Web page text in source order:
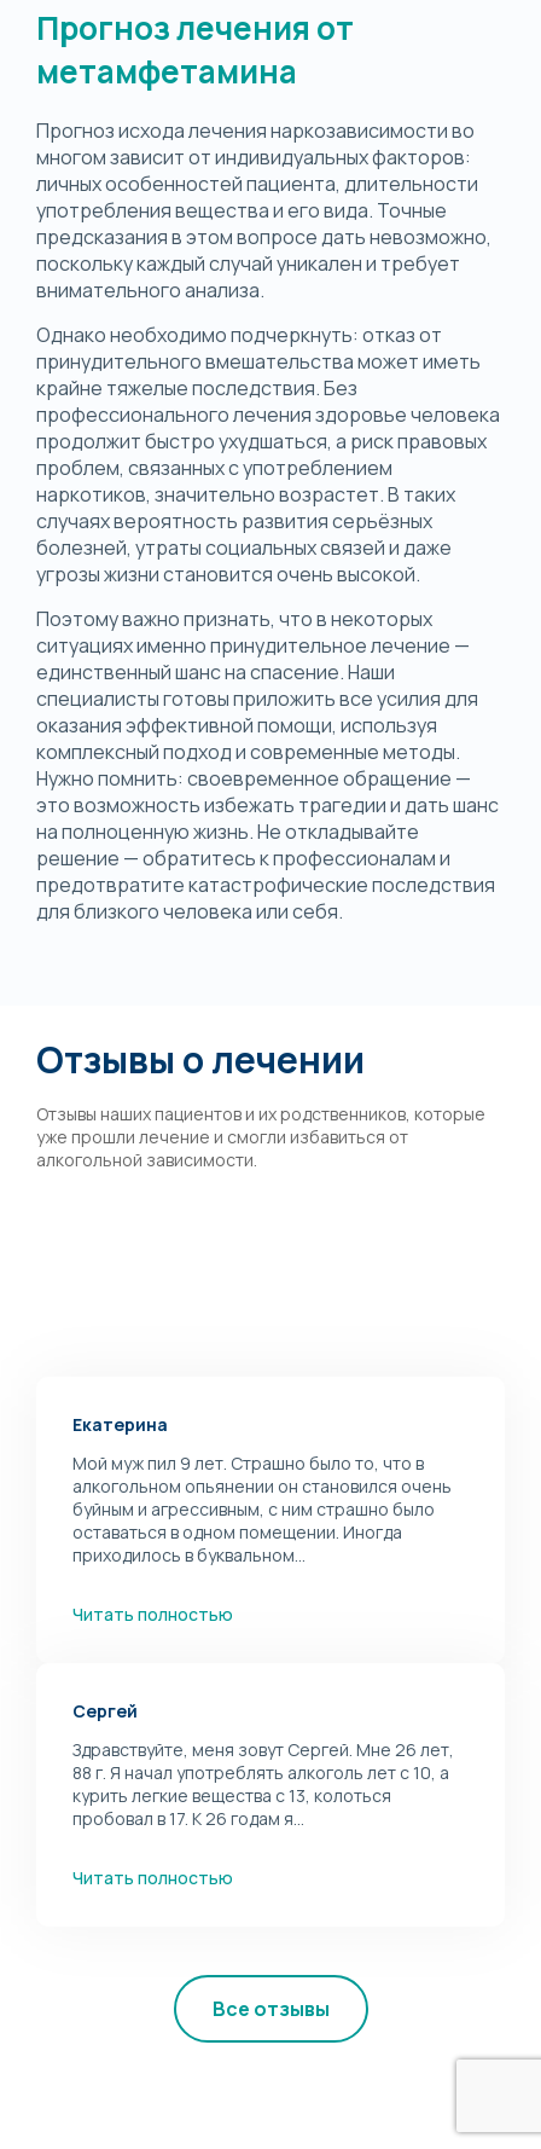
Прогноз лечения от
метамфетамина
Прогноз исхода лечения наркозависимости во
многом зависит от индивидуальных факторов:
личных особенностей пациента, длительности
употребления вещества и его вида. Точные
предсказания в этом вопросе дать невозможно,
поскольку каждый случай уникален и требует
внимательного анализа.
Однако необходимо подчеркнуть: отказ от
принудительного вмешательства может иметь
крайне тяжелые последствия. Без
профессионального лечения здоровье человека
продолжит быстро ухудшаться, а риск правовых
проблем, связанных с употреблением
наркотиков, значительно возрастет. В таких
случаях вероятность развития серьёзных
болезней, утраты социальных связей и даже
угрозы жизни становится очень высокой.
Поэтому важно признать, что в некоторых
ситуациях именно принудительное лечение —
единственный шанс на спасение. Наши
специалисты готовы приложить все усилия для
оказания эффективной помощи, используя
комплексный подход и современные методы.
Нужно помнить: своевременное обращение —
это возможность избежать трагедии и дать шанс
на полноценную жизнь. Не откладывайте
решение — обратитесь к профессионалам и
предотвратите катастрофические последствия
для близкого человека или себя.
Отзывы о лечении
Отзывы наших пациентов и их родственников, которые
уже прошли лечение и смогли избавиться от
алкогольной зависимости.
Екатерина
Мой муж пил 9 лет. Страшно было то, что в
алкогольном опьянении он становился очень
буйным и агрессивным, с ним страшно было
оставаться в одном помещении. Иногда
приходилось в буквальном...
Читать полностью
Сергей
Здравствуйте, меня зовут Сергей. Мне 26 лет,
88 г. Я начал употреблять алкоголь лет с 10, а
курить легкие вещества с 13, колоться
пробовал в 17. К 26 годам я...
Читать полностью
Все отзывы